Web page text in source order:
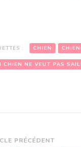
: CHIEN
CHIEN NE VEUT PAS
PRÉCÉDENT